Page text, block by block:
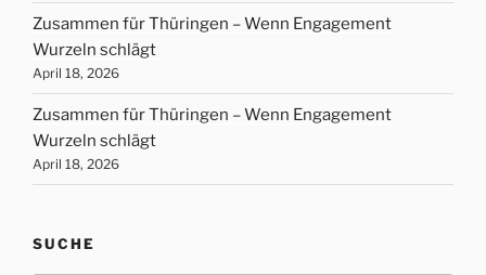
Zusammen für Thüringen – Wenn Engagement
Wurzeln schlägt
April 18, 2026
Zusammen für Thüringen – Wenn Engagement
Wurzeln schlägt
April 18, 2026
SUCHE